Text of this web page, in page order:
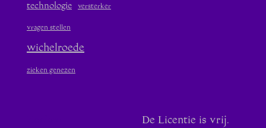
technologie versterker
vragen stellen
wichelroede
zieken genezen
De Licentie is vrij.